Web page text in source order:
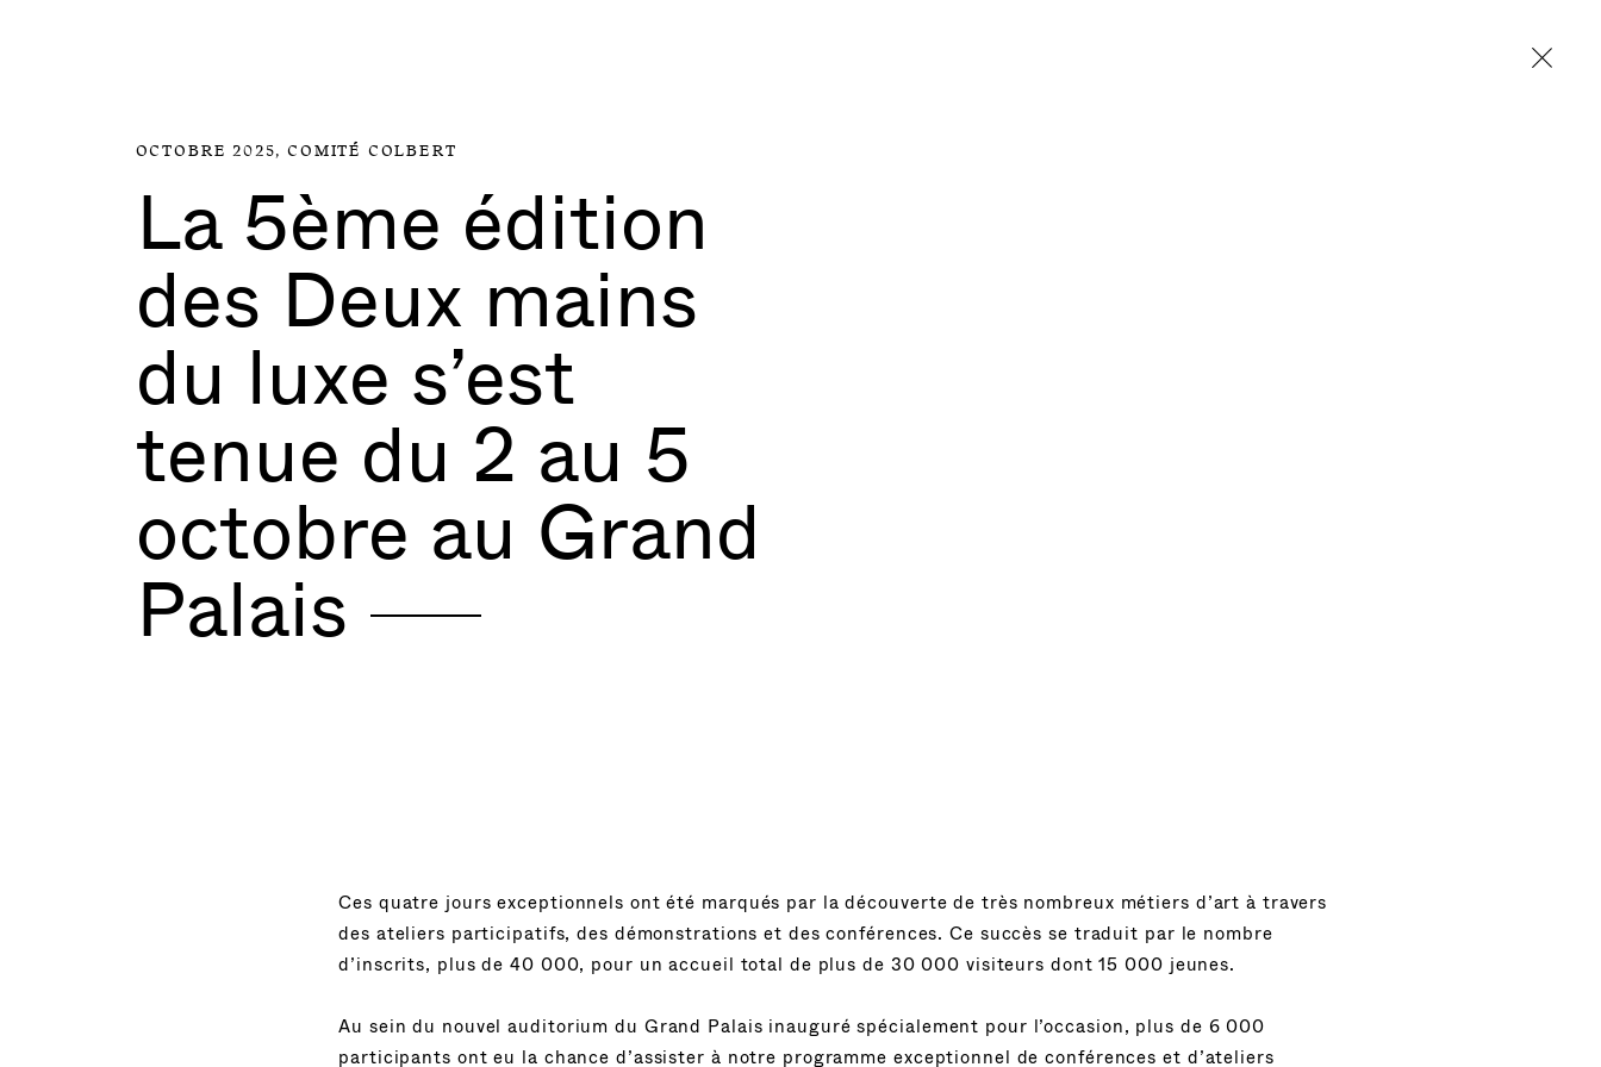
OCTOBRE 2025,COMITÉ COLBERT
La 5ème édition
des Deux mains
du luxe s’est
tenue du 2 au 5
octobre au Grand
Palais
Ces quatre jours exceptionnels ont été marqués par la découverte de très nombreux métiers d’art à travers
des ateliers participatifs, des démonstrations et des conférences. Ce succès se traduit par le nombre
d’inscrits, plus de 40 000, pour un accueil total de plus de 30 000 visiteurs dont 15 000 jeunes.
Au sein du nouvel auditorium du Grand Palais inauguré spécialement pour l’occasion, plus de 6 000
participants ont eu la chance d’assister à notre programme exceptionnel de conférences et d’ateliers